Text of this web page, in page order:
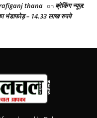
thana on ब्रेकिंग न्यूज़:
भंडाफोड़ – 14.33 लाख रुपये